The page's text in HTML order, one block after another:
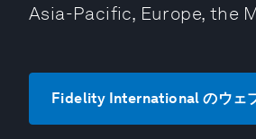
Asia-Pacific, Europe, the
Fidelity International のウェ